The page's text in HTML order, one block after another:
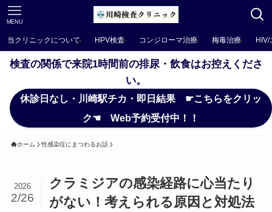
MENU
当クリニックについて HPV検査 コンジローマ治療 梅毒治療
検査の関係で来院1時間前の排尿・飲食はお控えくださ
い。
休診日なし・川崎駅チカ・即日結果 ☛こちらをクリッ
ク☚ Web予約受付中！！
ホーム 性感染症にまつわるお話
クラミジアの感染経路に心当たり
がない！考えられる原因と対処法
2026
2/26